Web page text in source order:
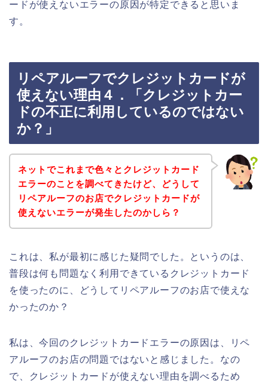
ードが使えないエラーの原因が特定できると思いま
す。
リペアルーフでクレジットカードが
使えない理由４．「クレジットカー
ドの不正に利用しているのではない
か？」
ネットでこれまで色々とクレジットカード
エラーのことを調べてきたけど、どうして
リペアルーフのお店でクレジットカードが
使えないエラーが発生したのかしら？
これは、私が最初に感じた疑問でした。というのは、
普段は何も問題なく利用できているクレジットカード
を使ったのに、どうしてリペアルーフのお店で使えな
かったのか？
私は、今回のクレジットカードエラーの原因は、リペ
アルーフのお店の問題ではないと感じました。なの
で、クレジットカードが使えない理由を調べるため